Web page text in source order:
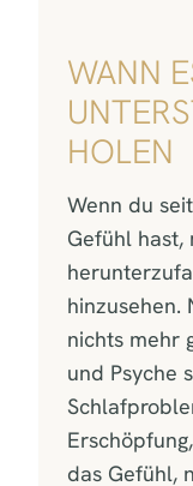
WANN
HOLEN
Wenn du
Gefühl hast,
hinzusehen.
nichts mehr
und Psyche
das Gefühl,